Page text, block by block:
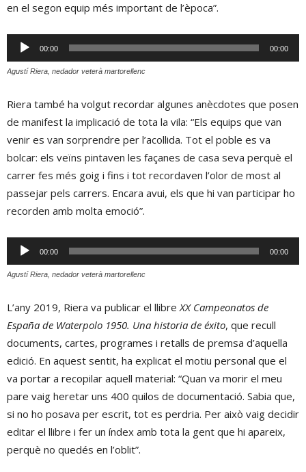
en el segon equip més important de l’època”.
Reproductor
d'àudio
00:00 00:00
Agustí Riera, nedador veterà martorellenc
Riera també ha volgut recordar algunes anècdotes que posen
de manifest la implicació de tota la vila: “Els equips que van
venir es van sorprendre per l’acollida. Tot el poble es va
bolcar: els veïns pintaven les façanes de casa seva perquè el
carrer fes més goig i fins i tot recordaven l’olor de most al
passejar pels carrers. Encara avui, els que hi van participar ho
recorden amb molta emoció”.
Reproductor
d'àudio
00:00 00:00
Agustí Riera, nedador veterà martorellenc
L’any 2019, Riera va publicar el llibreXX Campeonatos de
España de Waterpolo 1950. Una historia de éxito, que recull
documents, cartes, programes i retalls de premsa d’aquella
edició. En aquest sentit, ha explicat el motiu personal que el
va portar a recopilar aquell material: “Quan va morir el meu
pare vaig heretar uns 400 quilos de documentació. Sabia que,
si no ho posava per escrit, tot es perdria. Per això vaig decidir
editar el llibre i fer un índex amb tota la gent que hi apareix,
perquè no quedés en l’oblit”.